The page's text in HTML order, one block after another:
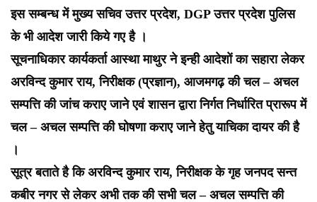
इस सम्बन्ध में मुख्य सचिव उत्तर प्रदेश, DGP उत्तर प्रदेश पुलिस
के भी आदेश जारी किये गए है ।
सूचनाधिकार कार्यकर्ता आस्था माथुर ने इन्ही आदेशों का सहारा लेकर
अरविन्द कुमार राय, निरीक्षक (प्रज्ञान), आजमगढ़ की चल – अचल
सम्पत्ति की जांच कराए जाने एवं शासन द्वारा निर्गत निर्धारित प्रारूप में
चल – अचल सम्पत्ति की घोषणा कराए जाने हेतु याचिका दायर की है
।
सूत्र बताते है कि अरविन्द कुमार राय, निरीक्षक के गृह जनपद सन्त
कबीर नगर से लेकर अभी तक की सभी चल – अचल सम्पत्ति की